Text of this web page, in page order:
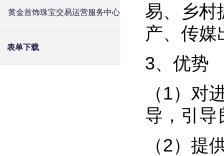
黄金首饰珠宝交易运营服务中心
表单下载
易、乡村
产、传媒
3、优势
（1）对
导，引导
（2）提